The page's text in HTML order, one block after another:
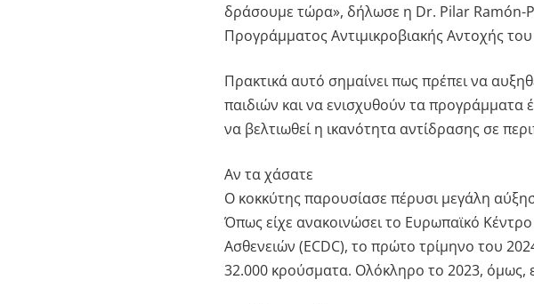
δράσουμε τώρα», δήλωσε η Dr. Pilar Ramón-
Προγράμματος Αντιμικροβιακής Αντοχής του
Πρακτικά αυτό σημαίνει πως πρέπει να
παιδιών και να ενισχυθούν τα προγράμματα
να βελτιωθεί η ικανότητα αντίδρασης σε
Αν τα χάσατε
Ο κοκκύτης παρουσίασε πέρυσι μεγάλη
Όπως είχε ανακοινώσει το Ευρωπαϊκό
Ασθενειών (ECDC), το πρώτο τρίμηνο του
32.000 κρούσματα. Ολόκληρο το 2023, όμως,